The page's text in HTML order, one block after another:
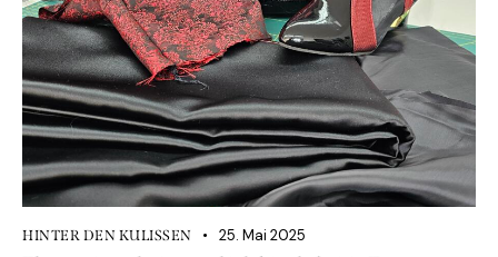
HINTER DEN KULISSEN 25. Mai 2025